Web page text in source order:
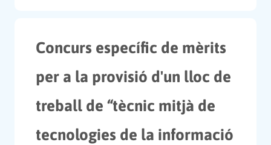
Concurs específic de mèrits
per a la provisió d'un lloc de
treball de “tècnic mitjà de
tecnologies de la informació